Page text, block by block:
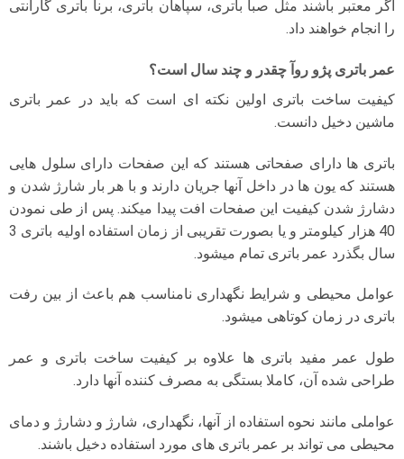
اگر معتبر باشند مثل صبا باتری، سپاهان باتری، برنا باتری گارانتی
را انجام خواهند داد.
عمر باتری پژو روآ چقدر و چند سال است؟
کیفیت ساخت باتری اولین نکته ای است که باید در عمر باتری
ماشین دخیل دانست.
باتری ها دارای صفحاتی هستند که این صفحات دارای سلول هایی
هستند که یون ها در داخل آنها جریان دارند و با هر بار شارژ شدن و
دشارژ شدن کیفیت این صفحات افت پیدا میکند. پس از طی نمودن
40 هزار کیلومتر و یا بصورت تقریبی از زمان استفاده اولیه باتری 3
سال بگذرد عمر باتری تمام میشود.
عوامل محیطی و شرایط نگهداری نامناسب هم باعث از بین رفت
باتری در زمان کوتاهی میشود.
طول عمر مفید باتری ها علاوه بر کیفیت ساخت باتری و عمر
طراحی شده آن، کاملا بستگی به مصرف کننده آنها دارد.
عواملی مانند نحوه استفاده از آنها، نگهداری، شارژ و دشارژ و دمای
محیطی می تواند بر عمر باتری های مورد استفاده دخیل باشند.